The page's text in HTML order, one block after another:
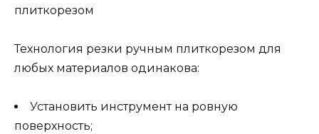
плиткорезом
Технология резки ручным плиткорезом для
любых материалов одинакова:
Установить инструмент на ровную
поверхность;